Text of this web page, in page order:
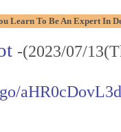
Learn To Be An Expert In
-(2023/07/